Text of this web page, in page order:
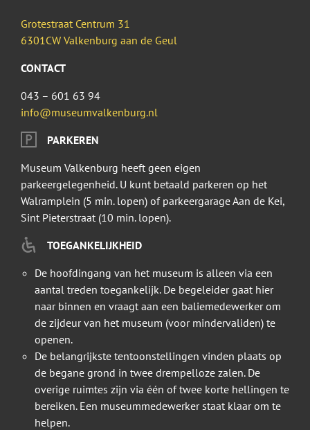
Grotestraat Centrum 31
6301CW Valkenburg aan de Geul
CONTACT
043 – 601 63 94
info@museumvalkenburg.nl
PARKEREN
Museum Valkenburg heeft geen eigen
parkeergelegenheid. U kunt betaald parkeren op het
Walramplein (5 min. lopen) of parkeergarage Aan de Kei,
Sint Pieterstraat (10 min. lopen).
TOEGANKELIJKHEID
De hoofdingang van het museum is alleen via een
aantal treden toegankelijk. De begeleider gaat hier
naar binnen en vraagt aan een baliemedewerker om
de zijdeur van het museum (voor mindervaliden) te
openen.
De belangrijkste tentoonstellingen vinden plaats op
de begane grond in twee drempelloze zalen. De
overige ruimtes zijn via één of twee korte hellingen te
bereiken. Een museummedewerker staat klaar om te
helpen.